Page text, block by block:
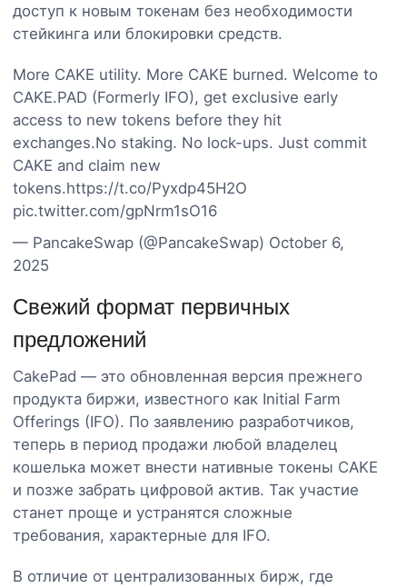
доступ к новым токенам без необходимости
стейкинга или блокировки средств.
More CAKE utility. More CAKE burned. Welcome to
CAKE.PAD (Formerly IFO), get exclusive early
access to new tokens before they hit
exchanges.No staking. No lock-ups. Just commit
CAKE and claim new
tokens.https://t.co/Pyxdp45H2O
pic.twitter.com/gpNrm1sO16
— PancakeSwap (@PancakeSwap) October 6,
2025
Свежий формат первичных
предложений
CakePad — это обновленная версия прежнего
продукта биржи, известного как Initial Farm
Offerings (IFO). По заявлению разработчиков,
теперь в период продажи любой владелец
кошелька может внести нативные токены CAKE
и позже забрать цифровой актив. Так участие
станет проще и устранятся сложные
требования, характерные для IFO.
В отличие от централизованных бирж, где